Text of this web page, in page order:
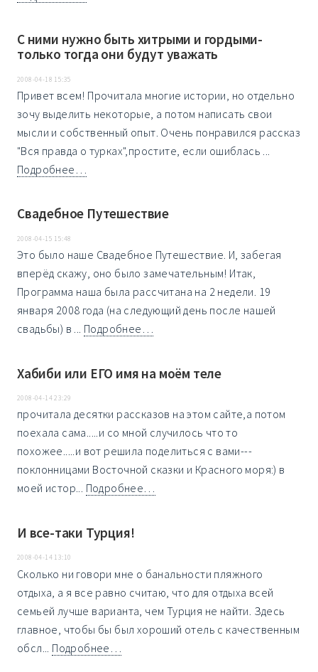
С ними нужно быть хитрыми и гордыми-
только тогда они будут уважать
2008-04-18 15:35
Привет всем! Прочитала многие истории, но отдельно
зочу выделить некоторые, а потом написать свои
мысли и собственный опыт. Очень понравился рассказ
"Вся правда о турках",простите, если ошиблась ...
Подробнее…
Свадебное Путешествие
2008-04-15 15:48
Это было наше Свадебное Путешествие. И, забегая
вперёд скажу, оно было замечательным! Итак,
Программа наша была рассчитана на 2 недели. 19
января 2008 года (на следующий день после нашей
свадьбы) в ... Подробнее…
Хабиби или ЕГО имя на моём теле
2008-04-14 23:29
прочитала десятки рассказов на этом сайте,а потом
поехала сама.....и со мной случилось что то
похожее.....и вот решила поделиться с вами---
поклонницами Восточной сказки и Красного моря:) в
моей истор... Подробнее…
И все-таки Турция!
2008-04-14 13:10
Сколько ни говори мне о банальности пляжного
отдыха, а я все равно считаю, что для отдыха всей
семьей лучше варианта, чем Турция не найти. Здесь
главное, чтобы бы был хороший отель с качественным
обсл... Подробнее…